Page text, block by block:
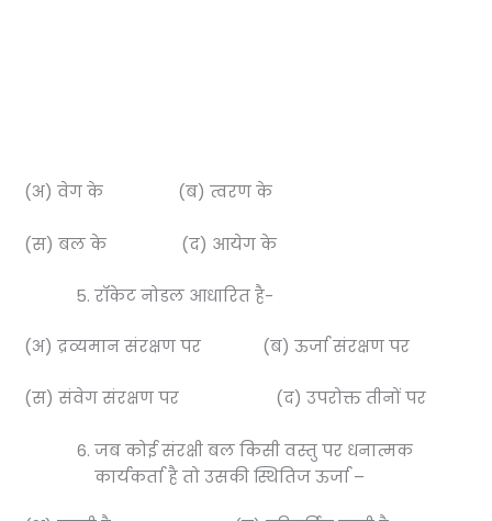
(अ) वेग के (ब) त्वरण के
(स) बल के (द) आयेग के
रॉकेट नोडल आधारित है-
(अ) द्रव्यमान संरक्षण पर (ब) ऊर्जा संरक्षण पर
(स) संवेग संरक्षण पर (द) उपरोक्त तीनों पर
जब कोई संरक्षी बल किसी वस्तु पर धनात्मक
कार्यकर्ता है तो उसकी स्थितिज ऊर्जा –